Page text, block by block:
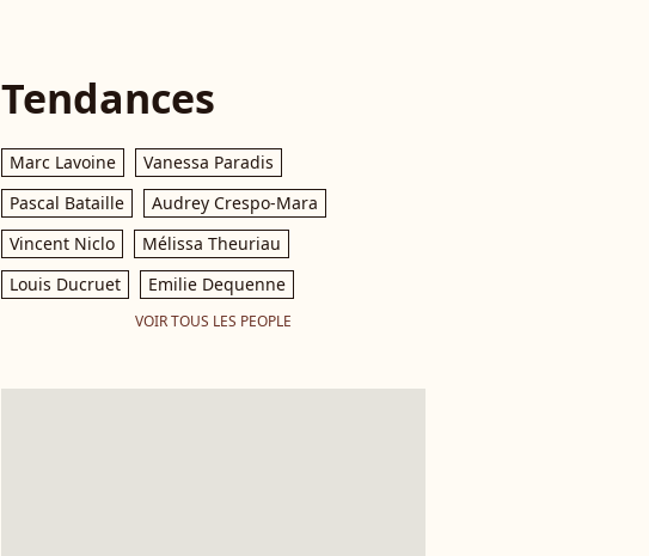
Tendances
Marc Lavoine
Vanessa Paradis
Pascal Bataille
Audrey Crespo-Mara
Vincent Niclo
Mélissa Theuriau
Louis Ducruet
Emilie Dequenne
VOIR TOUS LES PEOPLE